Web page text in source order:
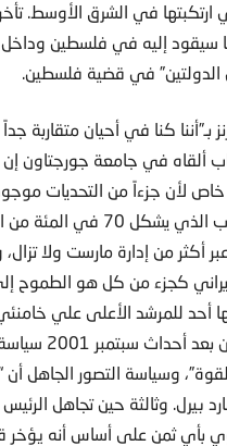
ارتكبتها في الشرق الأوسط.
إليه في فلسطين وداخل
الدولتين” في قضية فلسطين.
بـ”أننا كنا في أحيان متقاربة
جزءاً من التحديات موجود
في القمع، لكن ليست لديهم إجابات
من إدارة مارست ولا تزال،
كجزء من كل هو الطموح
للمرشد الأعلى علي خامنئي
عندما رسم
وسياسة التصور الجاهل
بيرل. وثالثة حين تجاهل
بأي ثمن على أساس أنه يؤخر